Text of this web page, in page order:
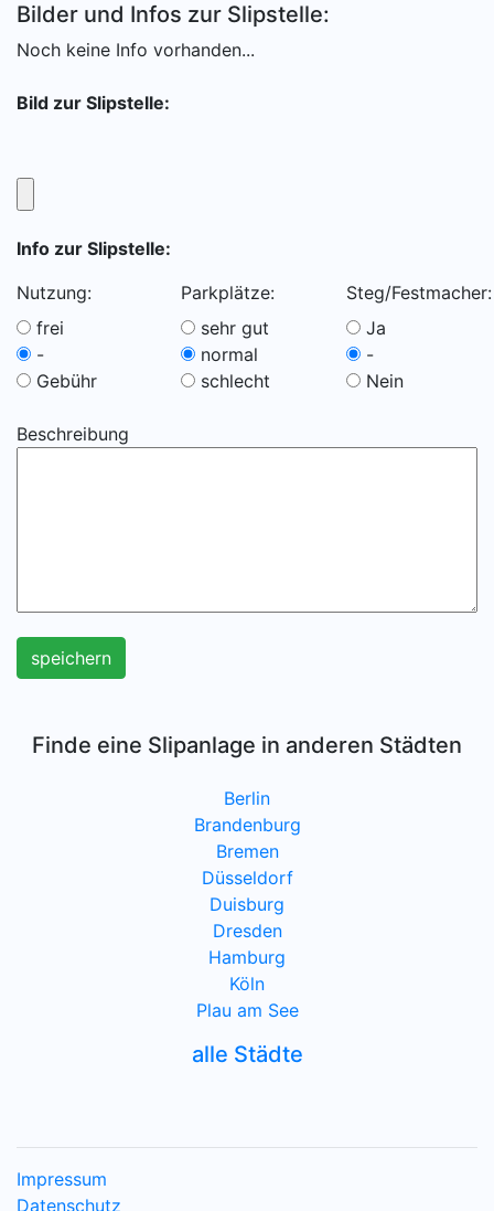
Bilder und Infos zur Slipstelle:
Noch keine Info vorhanden...
Bild zur Slipstelle:
Info zur Slipstelle:
Nutzung:
frei
-
Gebühr
Parkplätze:
sehr gut
normal
schlecht
Steg/Festmacher:
Ja
-
Nein
Beschreibung
speichern
Finde eine Slipanlage in anderen Städten
Berlin
Brandenburg
Bremen
Düsseldorf
Duisburg
Dresden
Hamburg
Köln
Plau am See
alle Städte
Impressum
Datenschutz